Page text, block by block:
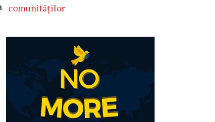
comunităților